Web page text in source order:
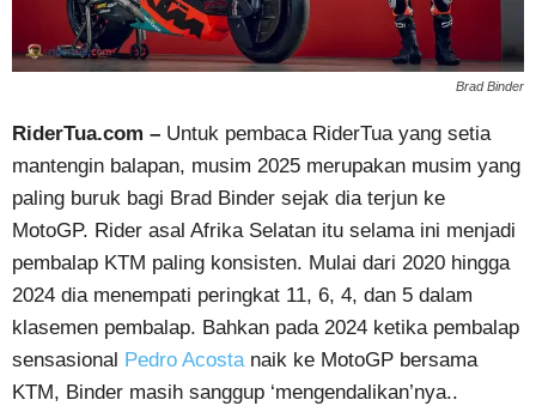
Brad Binder
RiderTua.com – Untuk pembaca RiderTua yang setia
mantengin balapan, musim 2025 merupakan musim yang
paling buruk bagi Brad Binder sejak dia terjun ke
MotoGP. Rider asal Afrika Selatan itu selama ini menjadi
pembalap KTM paling konsisten. Mulai dari 2020 hingga
2024 dia menempati peringkat 11, 6, 4, dan 5 dalam
klasemen pembalap. Bahkan pada 2024 ketika pembalap
sensasional Pedro Acosta naik ke MotoGP bersama
KTM, Binder masih sanggup ‘mengendalikan’nya..